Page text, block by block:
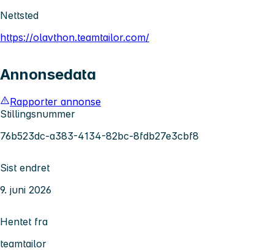
Nettsted
https://olavthon.teamtailor.com/
Annonsedata
Rapporter annonse
Stillingsnummer
76b523dc-a383-4134-82bc-8fdb27e3cbf8
Sist endret
9. juni 2026
Hentet fra
teamtailor